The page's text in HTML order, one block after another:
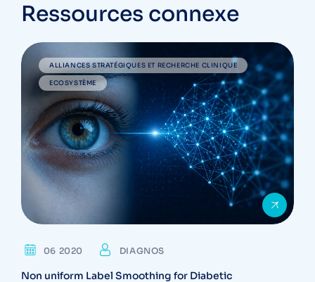
Ressources connexe
ALLIANCES STRATÉGIQUES ET RECHERCHE CLINIQUE
ECOSYSTÈME
06 2020 DIAGNOS
Non uniform Label Smoothing for Diabetic